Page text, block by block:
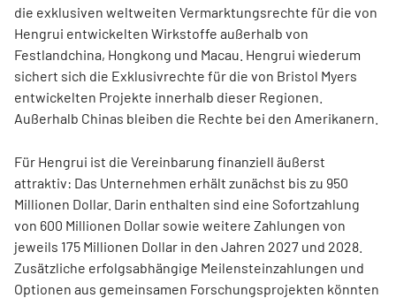
die exklusiven weltweiten Vermarktungsrechte für die von
Hengrui entwickelten Wirkstoffe außerhalb von
Festlandchina, Hongkong und Macau. Hengrui wiederum
sichert sich die Exklusivrechte für die von Bristol Myers
entwickelten Projekte innerhalb dieser Regionen.
Außerhalb Chinas bleiben die Rechte bei den Amerikanern.
Für Hengrui ist die Vereinbarung finanziell äußerst
attraktiv: Das Unternehmen erhält zunächst bis zu 950
Millionen Dollar. Darin enthalten sind eine Sofortzahlung
von 600 Millionen Dollar sowie weitere Zahlungen von
jeweils 175 Millionen Dollar in den Jahren 2027 und 2028.
Zusätzliche erfolgsabhängige Meilensteinzahlungen und
Optionen aus gemeinsamen Forschungsprojekten könnten